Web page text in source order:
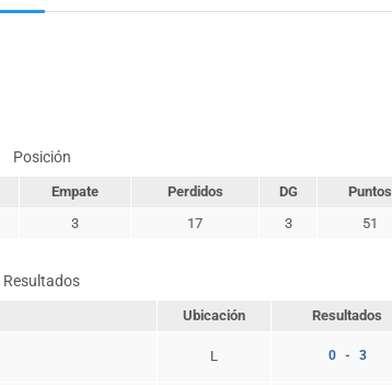
Posición
Empate Perdidos DG
Puntos
3
17 3 51
Resultados
Ubicación Resultados
L 0 - 3